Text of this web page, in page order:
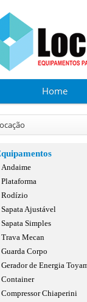
Home
Andaime
Plataforma
Rodízio
Sapata Ajustável
Sapata Simples
Trava Mecan
Guarda Corpo
Gerador de Energia
Container
Compressor Chiaperini